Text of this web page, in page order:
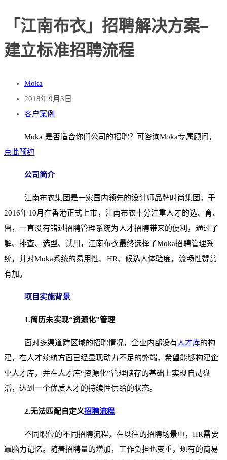
「江南布衣」招聘解决方案–
建立标准招聘流程
Moka
2018年9月3日
客户案例
Moka 是否适合你们公司的招聘？可咨询Moka专属顾问，
点此预约
公司简介
江南布衣集团是一家国内领先的设计师品牌时尚集团，于
2016年10月在香港正式上市，江南布衣十分注重人才的选、育、
留，一直没有错过招聘管理系统为人才招聘带来的便利，通过了
解、排查、选型、试用，江南布衣最终选择了Moka招聘管理系
统，并对Moka系统的易用性、HR、候选人体验度，流畅性赞赏
有加。
项目实施背景
1.简历未实现“资源化”管理
面对多渠道跨区域的招聘情况，企业内部没有人才库的构
建，在人才续航方面已经显现动力不足的弊端，希望能够构建企
业人才库，并在人才库“资源化”管理储存的基础上实现自动盘
活，达到一个优质人才的持续性供给的状态。
2.无法匹配自定义招聘流程
不同职位的不同招聘流程，在以往的招聘场景中，HR需要
靠脑力记忆。随着招聘量的增加，工作负担也变重，现有的简易